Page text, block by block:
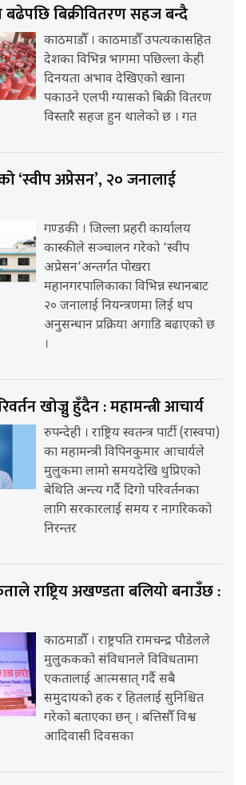
बिक्रीवितरण सहज बन्दै
काठमाडौँ । काठमाडौँ उपत्यकासहित
देशका विभिन्न भागमा पछिल्ला केही
दिनयता अभाव देखिएको खाना
पकाउने एलपी ग्यासको बिक्री वितरण
विस्तारै सहज हुन थालेको छ । गत
‘स्वीप अप्रेसन’, २० जनालाई
गण्डकी । जिल्ला प्रहरी कार्यालय
कास्कीले सञ्चालन गरेको ‘स्वीप
अप्रेसन’अन्तर्गत पोखरा
महानगरपालिकाका विभिन्न स्थानबाट
२० जनालाई नियन्त्रणमा लिई थप
अनुसन्धान प्रक्रिया अगाडि बढाएको छ
।
खोज्नु हुँदैन : महामन्त्री आचार्य
रुपन्देही । राष्ट्रिय स्वतन्त्र पार्टी (रास्वपा)
का महामन्त्री विपिनकुमार आचार्यले
मुलुकमा लामो समयदेखि थुप्रिएको
बेथिति अन्त्य गर्दै दिगो परिवर्तनका
लागि सरकारलाई समय र नागरिकको
निरन्तर
राष्ट्रिय अखण्डता बलियो बनाउँछ :
काठमाडौँ । राष्ट्रपति रामचन्द्र पौडेलले
मुलुककको संविधानले विविधतामा
एकतालाई आत्मसात् गर्दै सबै
समुदायको हक र हितलाई सुनिश्चित
गरेको बताएका छन् । बत्तिसौँ विश्व
आदिवासी दिवसका